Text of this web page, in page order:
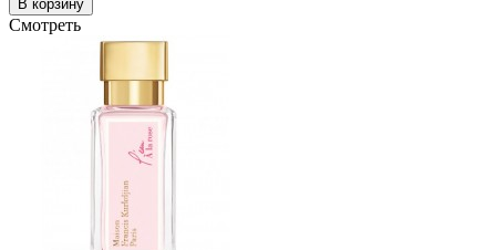
В корзину
Смотреть